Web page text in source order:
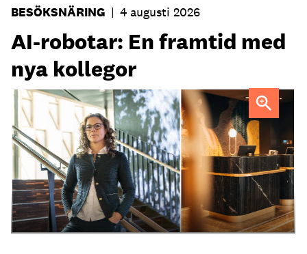
BESÖKSNÄRING | 4 augusti 2026
AI-robotar: En framtid med
nya kollegor
Professor Kristina Palm FOTO: Theresia ViskaFOTO:
Dylan Calluy / Unsplash